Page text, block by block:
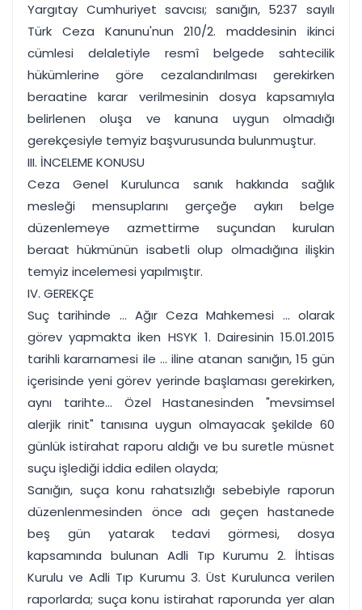
Yargıtay Cumhuriyet savcısı; sanığın, 5237 sayılı
Türk Ceza Kanunu'nun 210/2. maddesinin ikinci
cümlesi delaletiyle resmî belgede sahtecilik
hükümlerine göre cezalandırılması gerekirken
beraatine karar verilmesinin dosya kapsamıyla
belirlenen oluşa ve kanuna uygun olmadığı
gerekçesiyle temyiz başvurusunda bulunmuştur.
III. İNCELEME KONUSU
Ceza Genel Kurulunca sanık hakkında sağlık
mesleği mensuplarını gerçeğe aykırı belge
düzenlemeye azmettirme suçundan kurulan
beraat hükmünün isabetli olup olmadığına ilişkin
temyiz incelemesi yapılmıştır.
IV. GEREKÇE
Suç tarihinde ... Ağır Ceza Mahkemesi ... olarak
görev yapmakta iken HSYK 1. Dairesinin 15.01.2015
tarihli kararnamesi ile ... iline atanan sanığın, 15 gün
içerisinde yeni görev yerinde başlaması gerekirken,
aynı tarihte... Özel Hastanesinden "mevsimsel
alerjik rinit" tanısına uygun olmayacak şekilde 60
günlük istirahat raporu aldığı ve bu suretle müsnet
suçu işlediği iddia edilen olayda;
Sanığın, suça konu rahatsızlığı sebebiyle raporun
düzenlenmesinden önce adı geçen hastanede
beş gün yatarak tedavi görmesi, dosya
kapsamında bulunan Adli Tıp Kurumu 2. İhtisas
Kurulu ve Adli Tıp Kurumu 3. Üst Kurulunca verilen
raporlarda; suça konu istirahat raporunda yer alan